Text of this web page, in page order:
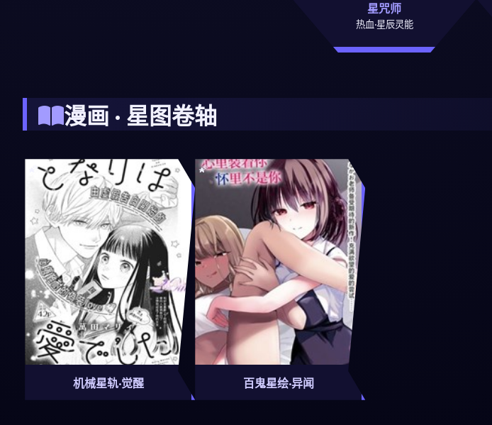
星咒师
热血·星辰灵能
漫画 · 星图卷轴
机械星轨·觉醒 百鬼星绘·异闻